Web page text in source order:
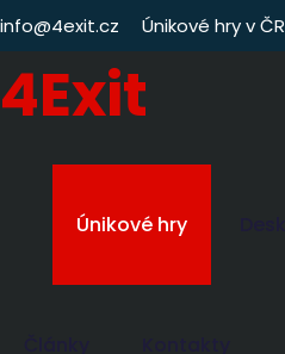
info@4exit.cz Únikové hry v ČR
4Exit
Únikové hry